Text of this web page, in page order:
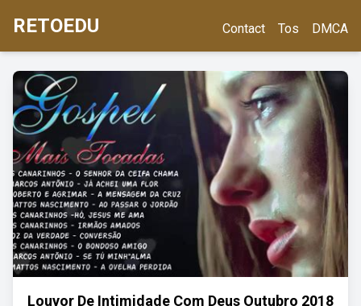
RETOEDU Contact Tos DMCA
Louvor De Intimidade Com Deus Outubro 2018